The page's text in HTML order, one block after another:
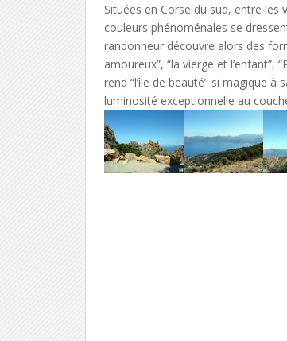
Situées en Corse du sud, entre
couleurs phénoménales se
randonneur découvre alors des
amoureux”, “la vierge et l’enfant”,
rend “l’île de beauté” si magique
luminosité exceptionnelle au